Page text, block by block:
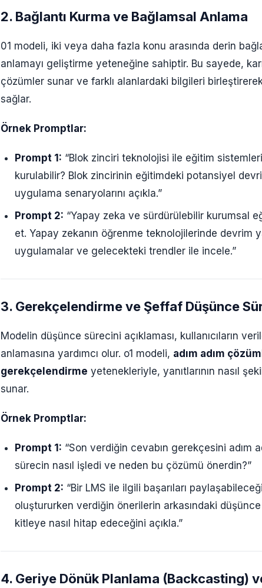
2. Bağlantı Kurma ve Bağlamsal Anlama
01 modeli, iki veya daha fazla konu arasında derin
anlamayı geliştirme yeteneğine sahiptir. Bu sayede,
çözümler sunar ve farklı alanlardaki bilgileri
sağlar.
Örnek Promptlar:
Prompt 1: “Blok zinciri teknolojisi ile eğitim sistemleri
kurulabilir? Blok zincirinin eğitimdeki potansiyel
uygulama senaryolarını açıkla.”
Prompt 2: “Yapay zeka ve sürdürülebilir kurumsal
et. Yapay zekanın öğrenme teknolojilerinde devrim
uygulamalar ve gelecekteki trendler ile incele.”
3. Gerekçelendirme ve Şeffaf Düşünce
Modelin düşünce sürecini açıklaması, kullanıcıların
anlamasına yardımcı olur. o1 modeli, adım adım
gerekçelendirme yetenekleriyle, yanıtlarının nasıl
sunar.
Örnek Promptlar:
Prompt 1: “Son verdiğin cevabın gerekçesini adım
sürecin nasıl işledi ve neden bu çözümü önerdin?”
Prompt 2: “Bir LMS ile ilgili başarıları
oluştururken verdiğin önerilerin arkasındaki
kitleye nasıl hitap edeceğini açıkla.”
4. Geriye Dönük Planlama (Backcasting)